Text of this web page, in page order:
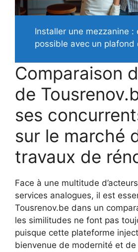
Installer une mezzanine :
possible avec un plafond
Comparaison
de
ses
sur le marché
travaux de
Face à une multitude
services analogues, il est
Tousrenov.be dans un
les similitudes ne font pas
puisque cette plateforme
bienvenue de modernité et